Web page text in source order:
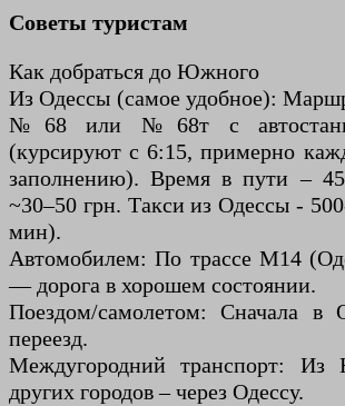
Советы туристам
Как добраться до Южного
Из Одессы (самое удобное):
№68 или №68т с
(курсируют с 6:15, примерно
заполнению). Время в пути –
~30–50 грн. Такси из Одессы -
мин).
Автомобилем: По трассе М14
— дорога в хорошем состоянии.
Поездом/самолетом: Сначала в
переезд.
Междугородний транспорт: Из
других городов – через Одессу.